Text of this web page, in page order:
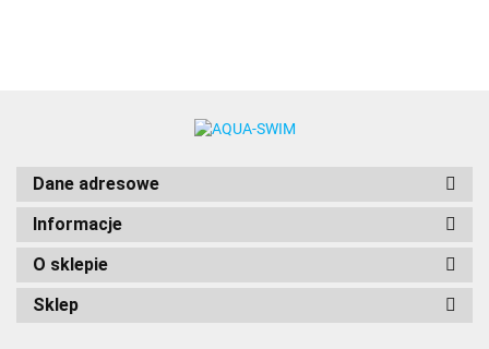
Dane adresowe
Informacje
O sklepie
Sklep